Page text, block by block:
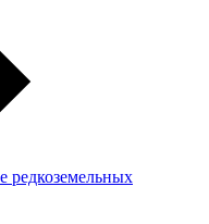
редкоземельных